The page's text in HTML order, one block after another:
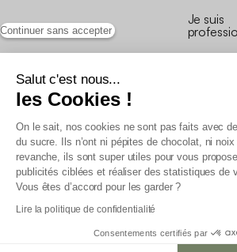
Continuer sans accepter
Salut c'est nous...
les Cookies !
On le sait, nos cookies ne sont pas faits avec
du sucre. Ils n’ont ni pépites de chocolat, ni
revanche, ils sont super utiles pour vous
publicités ciblées et réaliser des statistiques de
Vous êtes d’accord pour les garder ?
Lire la politique de confidentialité
Consentements certifiés par
Je suis
Conditions générales de
Conditions générales du
Charte de données
Conditions générales de
Déclaration d’accessibilité